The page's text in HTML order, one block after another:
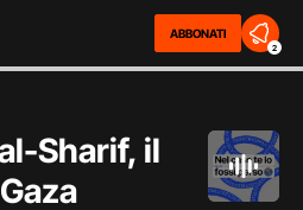
ABBONATI
2
Sharif, il